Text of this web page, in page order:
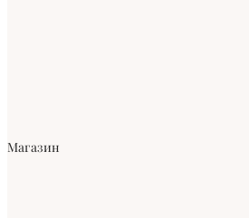
Магазин